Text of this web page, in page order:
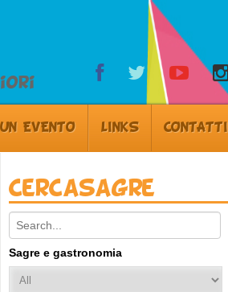
EVENTO LINKS CONTATTI
Cercasagre
Search:
Sagre e gastronomia